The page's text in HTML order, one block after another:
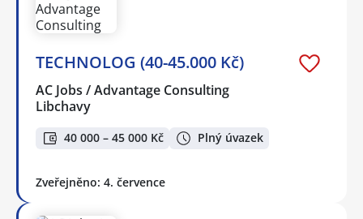
TECHNOLOG (40-45.000 Kč)
AC Jobs / Advantage Consulting
Libchavy
40 000 – 45 000 Kč Plný úvazek
Zveřejněno: 4. července